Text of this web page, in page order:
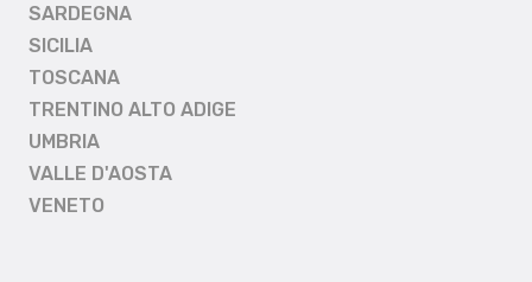
SARDEGNA
SICILIA
TOSCANA
TRENTINO ALTO ADIGE
UMBRIA
VALLE D'AOSTA
VENETO